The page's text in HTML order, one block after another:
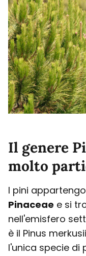
Il genere
molto
I pini
Pinaceae e si
nell'emisfero
è il Pinus
l'unica specie di